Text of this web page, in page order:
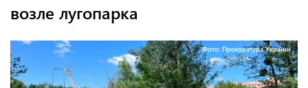
возле лугопарка
Фото: Прокуратура України